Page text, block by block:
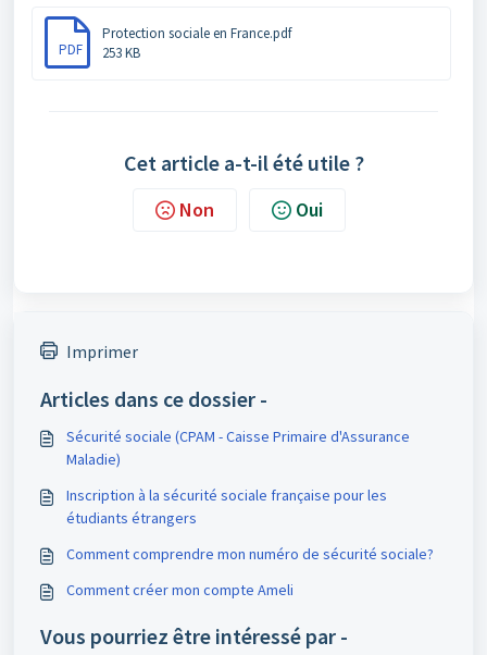
PDF
Protection sociale en France.pdf
253 KB
Cet article a-t-il été utile ?
Non Oui
Imprimer
Articles dans ce dossier -
Sécurité sociale (CPAM - Caisse Primaire d'Assurance
Maladie)
Inscription à la sécurité sociale française pour les
étudiants étrangers
Comment comprendre mon numéro de sécurité sociale?
Comment créer mon compte Ameli
Vous pourriez être intéressé par -